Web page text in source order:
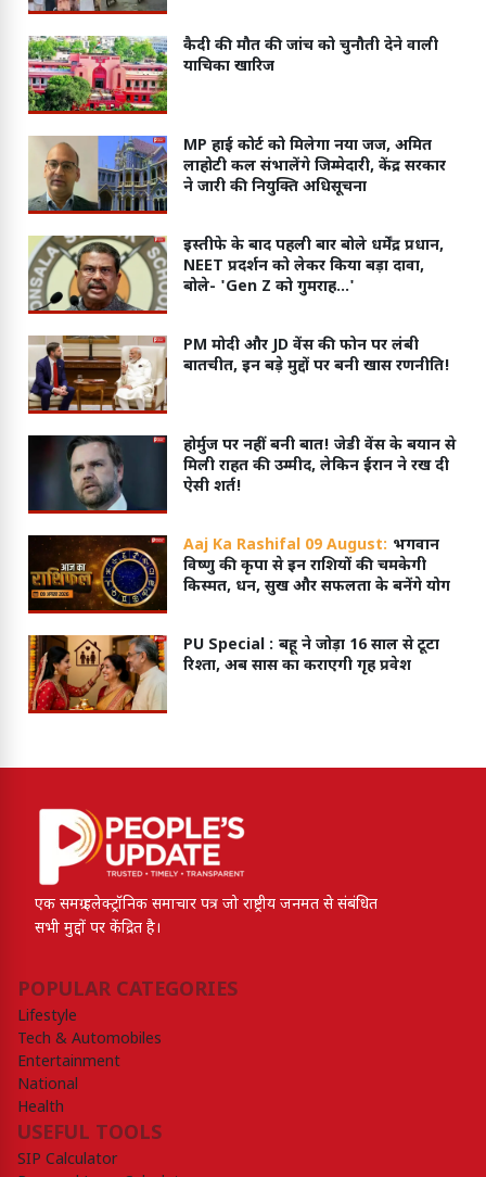
कैदी की मौत की जांच को चुनौती देने वाली
याचिका खारिज
MP हाई कोर्ट को मिलेगा नया जज, अमित
लाहोटी कल संभालेंगे जिम्मेदारी, केंद्र सरकार
ने जारी की नियुक्ति अधिसूचना
इस्तीफे के बाद पहली बार बोले धर्मेंद्र प्रधान,
NEET प्रदर्शन को लेकर किया बड़ा दावा,
बोले- 'Gen Z को गुमराह...'
PM मोदी और JD वेंस की फोन पर लंबी
बातचीत, इन बड़े मुद्दों पर बनी खास रणनीति!
होर्मुज पर नहीं बनी बात! जेडी वेंस के बयान से
मिली राहत की उम्मीद, लेकिन ईरान ने रख दी
ऐसी शर्त!
Aaj Ka Rashifal 09 August: भगवान
विष्णु की कृपा से इन राशियों की चमकेगी
किस्मत, धन, सुख और सफलता के बनेंगे योग
PU Special : बहू ने जोड़ा 16 साल से टूटा
रिश्ता, अब सास का कराएगी गृह प्रवेश
एक समग्र इलेक्ट्रॉनिक समाचार पत्र जो राष्ट्रीय जनमत से संबंधित
सभी मुद्दों पर केंद्रित है।
POPULAR CATEGORIES
Lifestyle
Tech & Automobiles
Entertainment
National
Health
USEFUL TOOLS
SIP Calculator